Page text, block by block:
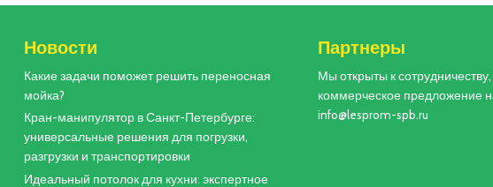
Новости
Какие задачи поможет решить переносная
мойка?
Кран-манипулятор в Санкт-Петербурге:
универсальные решения для погрузки,
разгрузки и транспортировки
Идеальный потолок для кухни: экспертное
Партнеры
Мы открыты к
коммерческое предложение
info@lesprom-spb.ru